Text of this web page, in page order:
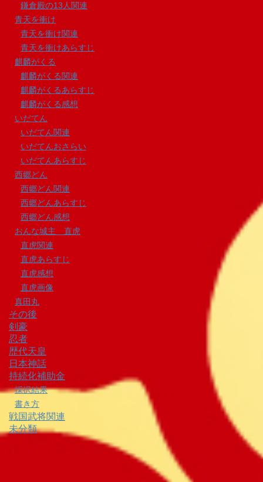
鎌倉殿の13人関連
青天を衝け
青天を衝け関連
青天を衝けあらすじ
麒麟がくる
麒麟がくる関連
麒麟がくるあらすじ
麒麟がくる感想
いだてん
いだてん関連
いだてんおさらい
いだてんあらすじ
西郷どん
西郷どん関連
西郷どんあらすじ
西郷どん感想
おんな城主 直虎
直虎関連
直虎あらすじ
直虎感想
直虎画像
真田丸
その後
剣豪
忍者
歴代天皇
日本神話
持続化補助金
採択結果
書き方
戦国武将関連
未分類